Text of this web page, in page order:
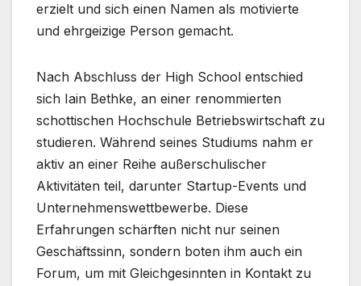
erzielt und sich einen Namen als motivierte
und ehrgeizige Person gemacht.
Nach Abschluss der High School entschied
sich Iain Bethke, an einer renommierten
schottischen Hochschule Betriebswirtschaft zu
studieren. Während seines Studiums nahm er
aktiv an einer Reihe außerschulischer
Aktivitäten teil, darunter Startup-Events und
Unternehmenswettbewerbe. Diese
Erfahrungen schärften nicht nur seinen
Geschäftssinn, sondern boten ihm auch ein
Forum, um mit Gleichgesinnten in Kontakt zu